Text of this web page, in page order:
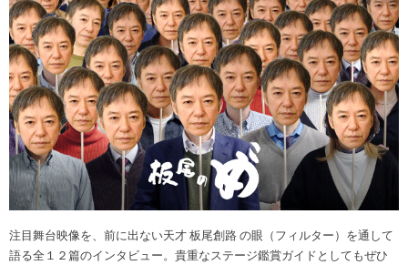
注目舞台映像を、前に出ない天才 板尾創路 の眼（フィルター）を通して
語る全１２篇のインタビュー。貴重なステージ鑑賞ガイドとしてもぜひ